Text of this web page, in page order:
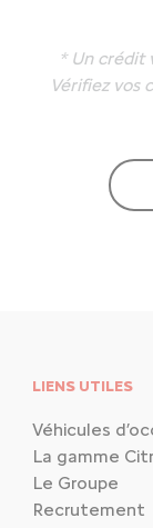
* Un crédit
Vérifiez vos
LIENS UTILES
Véhicules
La gamme
Le Groupe
Recrutement